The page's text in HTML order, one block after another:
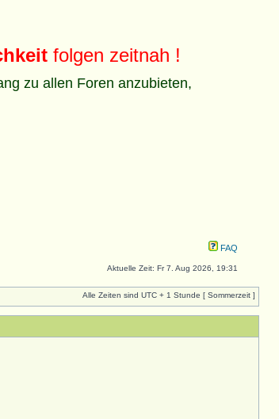
folgen zeitnah !
zu allen Foren anzubieten,
FAQ
Aktuelle Zeit: Fr 7. Aug 2026, 19:31
Alle Zeiten sind UTC + 1 Stunde [ Sommerzeit ]